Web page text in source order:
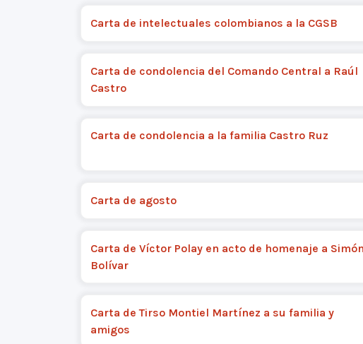
Carta de intelectuales colombianos a la CGSB
Carta de condolencia del Comando Central a Raúl
Castro
Carta de condolencia a la familia Castro Ruz
Carta de agosto
Carta de Víctor Polay en acto de homenaje a Simón
Bolívar
Carta de Tirso Montiel Martínez a su familia y
amigos